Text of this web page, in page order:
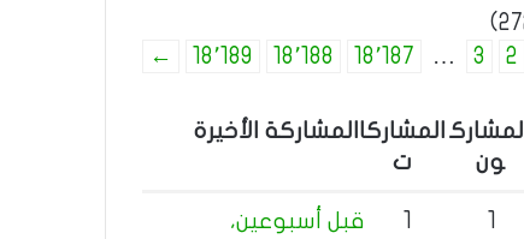
2
3
… 18٬187 18٬188 18٬189 ←
المشارك
ون
المشاركا
ت
المشاركة الأخيرة
قبل أسبوعين،